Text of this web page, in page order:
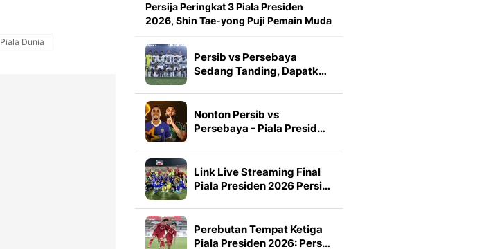
Piala Dunia
Persija Peringkat 3 Piala Presiden
2026, Shin Tae-yong Puji Pemain Muda
Persib vs Persebaya
Sedang Tanding, Dapatk…
Nonton Persib vs
Persebaya - Piala Presid…
Link Live Streaming Final
Piala Presiden 2026 Persi…
Perebutan Tempat Ketiga
Piala Presiden 2026: Pers…